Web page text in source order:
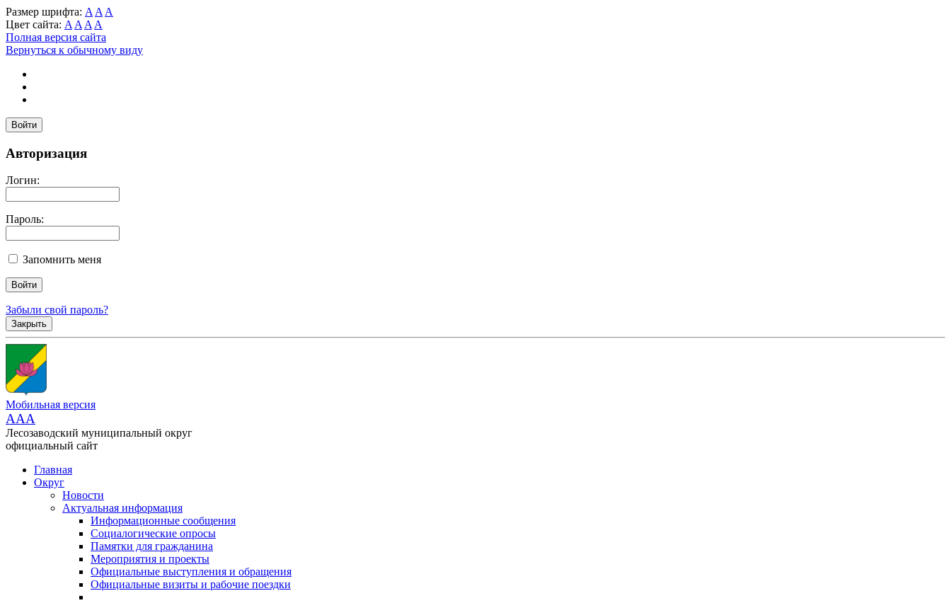
Размер шрифта: A A A
Цвет сайта: A A A A
Полная версия сайта
Вернуться к обычному виду
Войти
Авторизация
Логин:
Пароль:
Запомнить меня
Забыли свой пароль?
Закрыть
Мобильная версия
AAA
Лесозаводский муниципальный округ
официальный сайт
Главная
Округ
Новости
Актуальная информация
Информационные сообщения
Социалогические опросы
Памятки для гражданина
Мероприятия и проекты
Официальные выступления и обращения
Официальные визиты и рабочие поездки